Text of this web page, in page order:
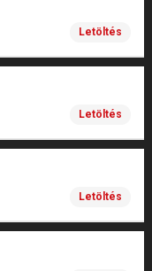
Letöltés
Letöltés
Letöltés